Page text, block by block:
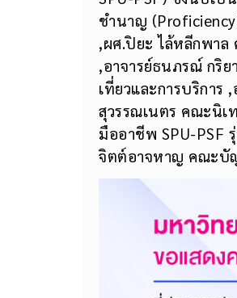
SPU-PSF) ซึ่งนับเ
ชำนาญ
,ผศ.ปิยะ ไล้หลีกพาล
,อาจารย์ธนภรณ์ กริย
เที่ยวและการบริกา
สุวรรณเนตร คณะนิเ
มืออาชีพ SPU-PSF
จิตต์อาจหาญ คณะบั